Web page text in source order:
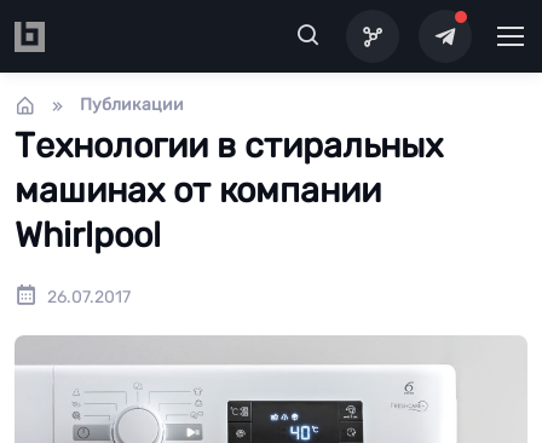
Публикации
Технологии в стиральных
машинах от компании
Whirlpool
26.07.2017